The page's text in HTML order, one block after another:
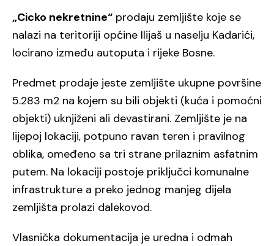
„Cicko nekretnine“ prodaju zemljište koje se
nalazi na teritoriji općine Ilijaš u naselju Kadarići,
locirano između autoputa i rijeke Bosne.
Predmet prodaje jeste zemljište ukupne površine
5.283 m2 na kojem su bili objekti (kuća i pomoćni
objekti) uknjiženi ali devastirani. Zemljište je na
lijepoj lokaciji, potpuno ravan teren i pravilnog
oblika, omeđeno sa tri strane prilaznim asfatnim
putem. Na lokaciji postoje priključci komunalne
infrastrukture a preko jednog manjeg dijela
zemljišta prolazi dalekovod.
Vlasnička dokumentacija je uredna i odmah